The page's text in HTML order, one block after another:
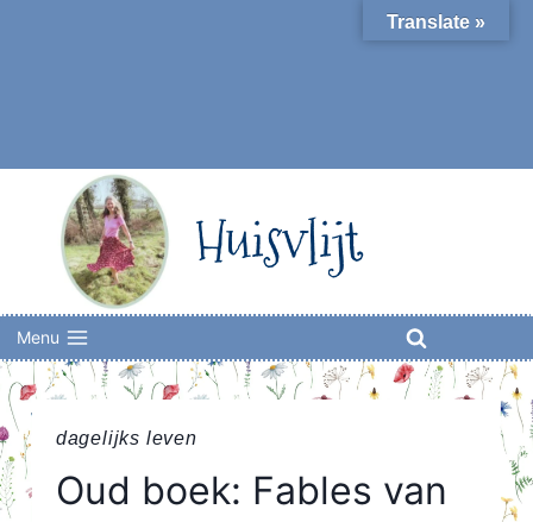
Huisvlijt
Menu
dagelijks leven
Oud boek: Fables van
Translate »